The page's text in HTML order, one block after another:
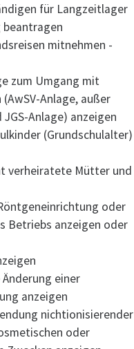
für Langzeitlager
beantragen
mitnehmen -
zum Umgang mit
Anlage, außer
Anlage) anzeigen
(Grundschulalter)
verheiratete Mütter und
oder
Betriebs anzeigen oder
einer
anzeigen
nichtionisierender
oder